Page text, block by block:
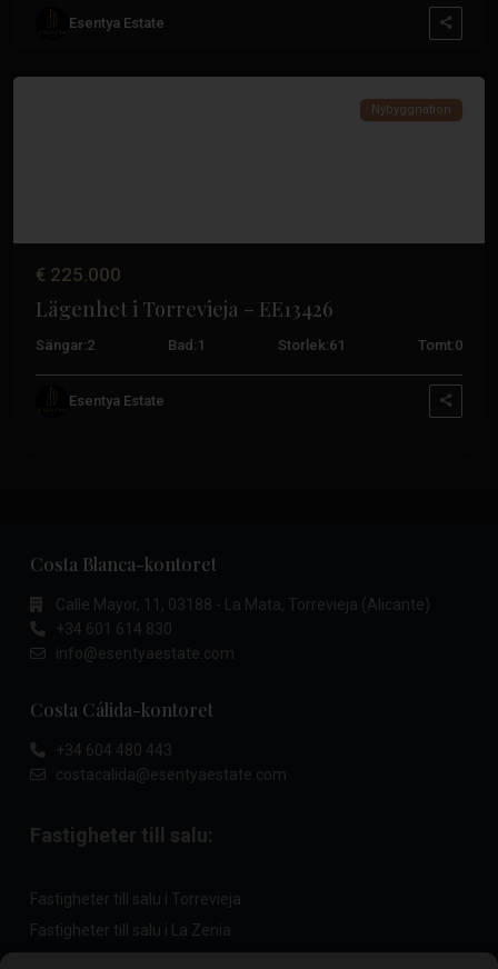
Esentya Estate
Centrum,
Nybyggnation
€ 225.000
Lägenhet i Torrevieja – EE13426
Sängar:2 Bad: 1 Storlek:61 Tomt:0
Esentya Estate
Costa Blanca-kontoret
Calle Mayor, 11, 03188 - La Mata, Torrevieja (Alicante)
+34 601 614 830
info@esentyaestate.com
Costa Cálida-kontoret
+34 604 480 443
costacalida@esentyaestate.com
Fastigheter till salu:
Fastigheter till salu i Torrevieja
Fastigheter till salu i La Zenia